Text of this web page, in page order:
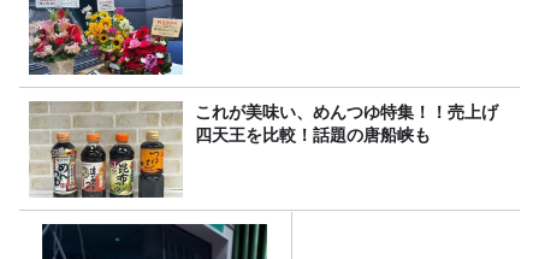
これが美味い、めんつゆ特集！！売上げ
四天王を比較！話題の唐船峡も